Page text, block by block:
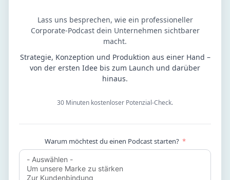
Lass uns besprechen, wie ein professioneller
Corporate-Podcast dein Unternehmen sichtbarer
macht.
Strategie, Konzeption und Produktion aus einer Hand –
von der ersten Idee bis zum Launch und darüber
hinaus.
30 Minuten kostenloser Potenzial-Check.
Warum möchtest du einen Podcast starten?